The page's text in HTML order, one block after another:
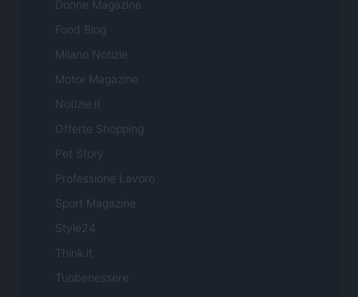
Donne Magazine
Food Blog
Milano Notizie
Motor Magazine
Notizie.it
Offerte Shopping
Pet Story
Professione Lavoro
Sport Magazine
Style24
Think.it
Tuobenessere